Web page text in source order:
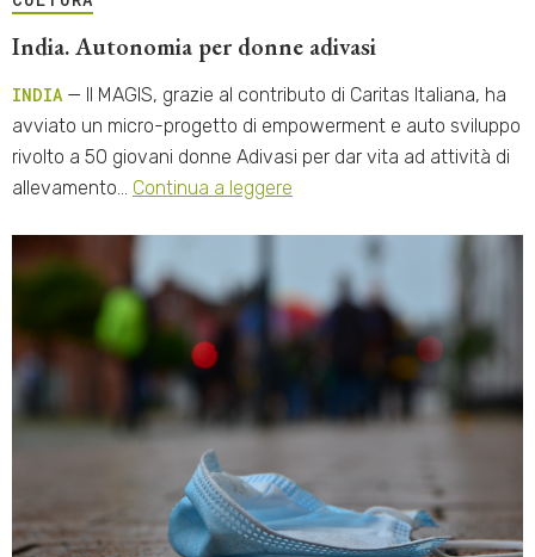
India. Autonomia per donne adivasi
INDIA — Il MAGIS, grazie al contributo di Caritas Italiana, ha
avviato un micro-progetto di empowerment e auto sviluppo
rivolto a 50 giovani donne Adivasi per dar vita ad attività di
allevamento… Continua a leggere